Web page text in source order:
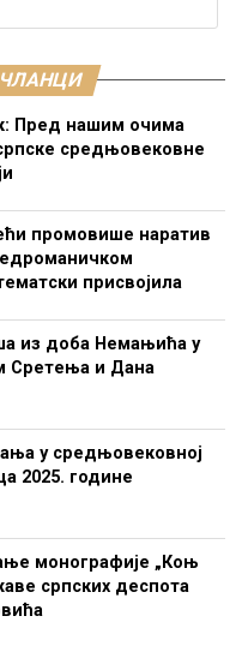
Пред нашим очима
средњовековне
промовише наратив
присвојила
из доба Немањића у
Сретења и Дана
у средњовековној
2025. године
монографије „Коњ
српских деспота